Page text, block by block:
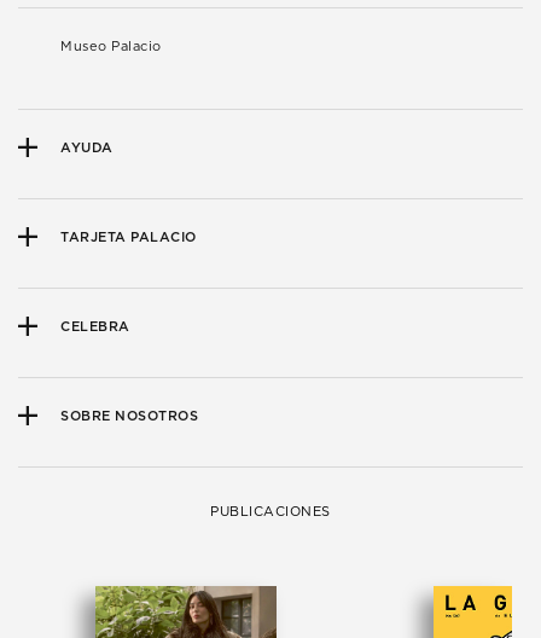
Museo Palacio
AYUDA
TARJETA PALACIO
CELEBRA
SOBRE NOSOTROS
PUBLICACIONES